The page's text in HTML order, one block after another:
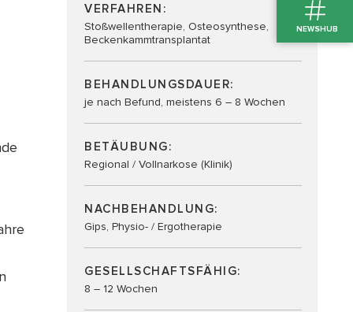
NEWSHUB
VERFAHREN:
Stoßwellentherapie, Osteosynthese,
Beckenkammtransplantat
BEHANDLUNGSDAUER:
je nach Befund, meistens 6 – 8 Wochen
BETÄUBUNG:
Regional / Vollnarkose (Klinik)
NACHBEHANDLUNG:
Gips, Physio- / Ergotherapie
GESELLSCHAFTSFÄHIG:
8 – 12 Wochen